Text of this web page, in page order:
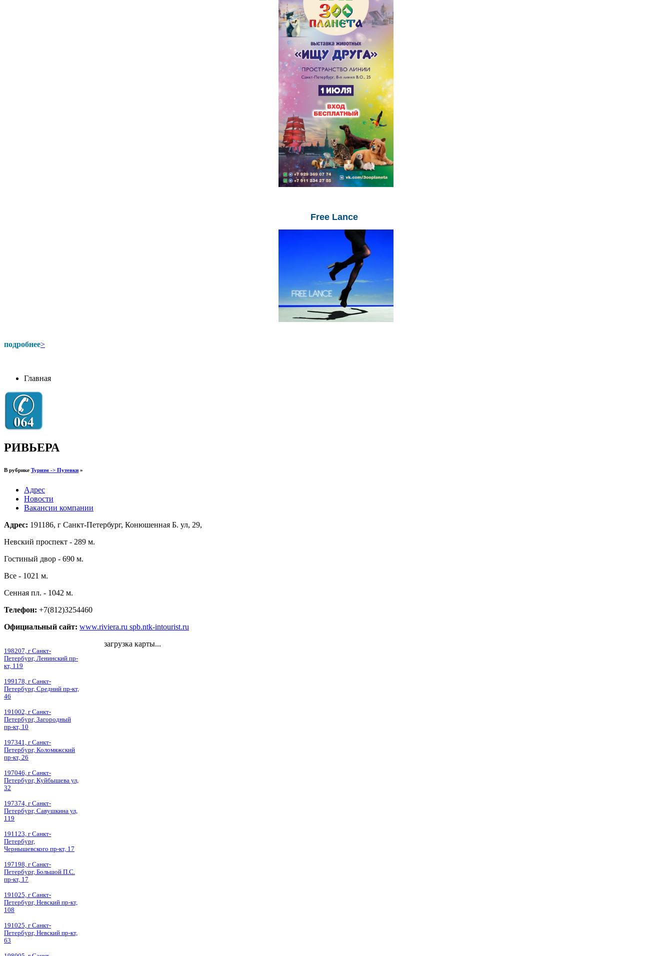
Free Lance
подробнее>
Главная
РИВЬЕРА
В рубрике Туризм -> Путевки »
Адрес
Новости
Вакансии компании
Адрес: 191186, г Санкт-Петербург, Конюшенная Б. ул, 29,
Невский проспект - 289 м.
Гостиный двор - 690 м.
Все - 1021 м.
Сенная пл. - 1042 м.
Телефон: +7(812)3254460
Официальный сайт: www.riviera.ru spb.ntk-intourist.ru
198207, г Санкт-
Петербург, Ленинский пр-
кт, 119
199178, г Санкт-
Петербург, Средний пр-кт,
46
191002, г Санкт-
Петербург, Загородный
пр-кт, 10
197341, г Санкт-
Петербург, Коломяжский
пр-кт, 26
197046, г Санкт-
Петербург, Куйбышева ул,
32
197374, г Санкт-
Петербург, Савушкина ул,
119
191123, г Санкт-
Петербург,
Чернышевского пр-кт, 17
197198, г Санкт-
Петербург, Большой П.С.
пр-кт, 17
191025, г Санкт-
Петербург, Невский пр-кт,
108
191025, г Санкт-
Петербург, Невский пр-кт,
63
загрузка карты...